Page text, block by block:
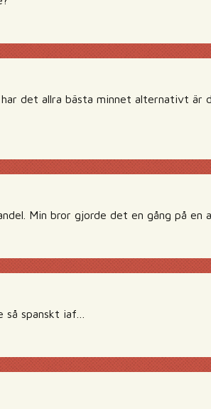
det allra bästa minnet alternativt är
Min bror gjorde det en gång på en
så spanskt iaf…